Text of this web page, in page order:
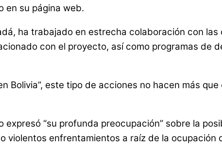
en su página web.
ha trabajado en estrecha colaboración con
con el proyecto, así como programas de
Bolivia”, este tipo de acciones no hacen más que
“su profunda preocupación” sobre la
violentos enfrentamientos a raíz de la ocupación